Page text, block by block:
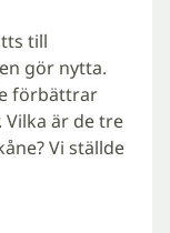
till
gör nytta.
förbättrar
är de tre
Vi ställde